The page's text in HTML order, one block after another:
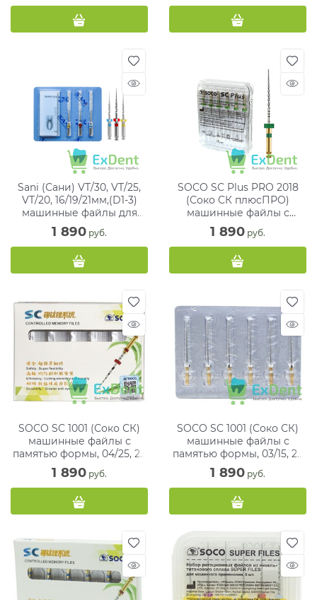
Sani (Сани) VT/30, VT/25,
VT/20, 16/19/21мм,(D1-3)
машинные файлы для
перелечивания, блистер
(3 шт)
1 890 руб.
SOCO SC Plus PRO 2018
(Соко СК плюсПРО)
машинные файлы с
памятью формы, 04/35, 25
мм, зеленые (6 шт)
1 890 руб.
SOCO SC 1001 (Соко СК)
машинные файлы с
памятью формы, 04/25, 25
мм, блистер (6 шт)
1 890 руб.
SOCO SC 1001 (Соко СК)
машинные файлы с
памятью формы, 03/15, 25
мм, блистер (6 шт)
1 890 руб.